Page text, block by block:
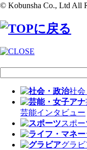
© Kobunsha Co., Ltd All
社
芸能インタビュー
スポー
グラビ